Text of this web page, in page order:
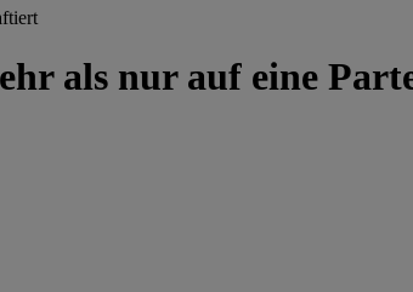
als nur auf eine